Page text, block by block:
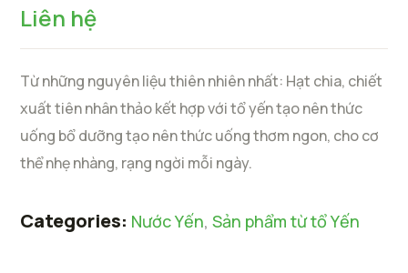
Liên hệ
Từnhững nguyên liệu thiên nhiên nhất: Hạt chia, chiết
xuất tiên nhân thảo kết hợp với tổ yến tạo nên thức
uống bổ dưỡng tạo nên thức uống thơm ngon, cho cơ
thể nhẹ nhàng, rạng ngời mỗi ngày.
Categories: Nước Yến,Sản phẩm từ tổ Yến